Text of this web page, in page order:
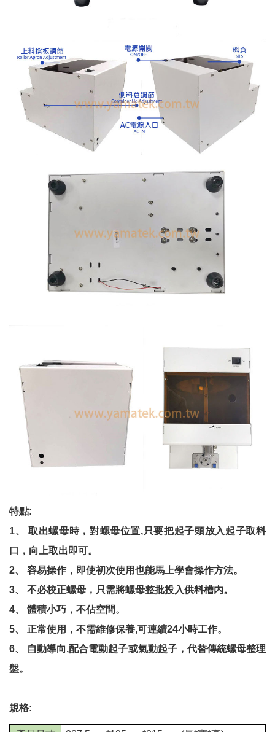
特點:
1、 取出螺母時，對螺母位置,只要把起子頭放入起子取料
口，向上取出即可。
2、 容易操作，即使初次使用也能馬上學會操作方法。
3、 不必校正螺母，只需將螺母整批投入供料槽内。
4、 體積小巧，不佔空間。
5、 正常使用，不需維修保養,可連續24小時工作。
6、 自動導向,配合電動起子或氣動起子，代替傳統螺母整理
盤。
規格: